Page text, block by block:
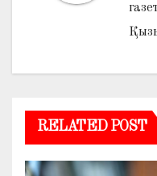
RELATED POST